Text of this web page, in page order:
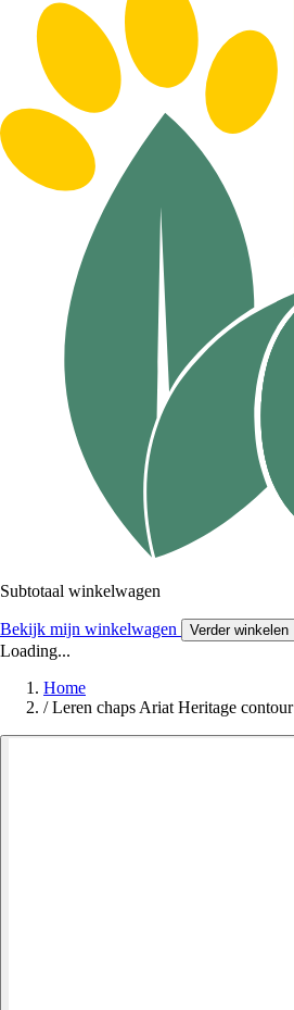
Subtotaal winkelwagen
Bekijk mijn winkelwagen Verder winkelen
Loading...
Home
/ Leren chaps Ariat Heritage contour